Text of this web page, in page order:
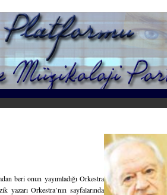
beri onun yayımladığı Orkestra
Orkestra’nın sayfalarında